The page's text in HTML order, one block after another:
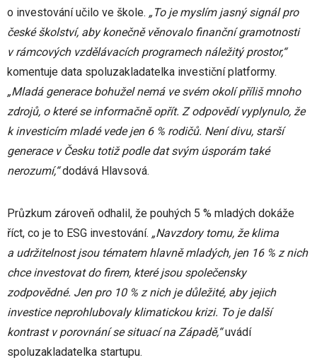
o investování učilo ve škole. „To je myslím jasný signál pro
české školství, aby konečně věnovalo finanční gramotnosti
v rámcových vzdělávacích programech náležitý prostor,“
komentuje data spoluzakladatelka investiční platformy.
„Mladá generace bohužel nemá ve svém okolí příliš mnoho
zdrojů, o které se informačně opřít. Z odpovědí vyplynulo, že
k investicím mladé vede jen 6 % rodičů. Není divu, starší
generace v Česku totiž podle dat svým úsporám také
nerozumí,“dodává Hlavsová.
Průzkum zároveň odhalil, že pouhých 5 % mladých dokáže
říct, co je to ESG investování. „Navzdory tomu, že klima
a udržitelnost jsou tématem hlavně mladých, jen 16 % z nich
chce investovat do firem, které jsou společensky
zodpovědné. Jen pro 10 % z nich je důležité, aby jejich
investice neprohlubovaly klimatickou krizi. To je další
kontrast v porovnání se situací na Západě,“uvádí
spoluzakladatelka startupu.